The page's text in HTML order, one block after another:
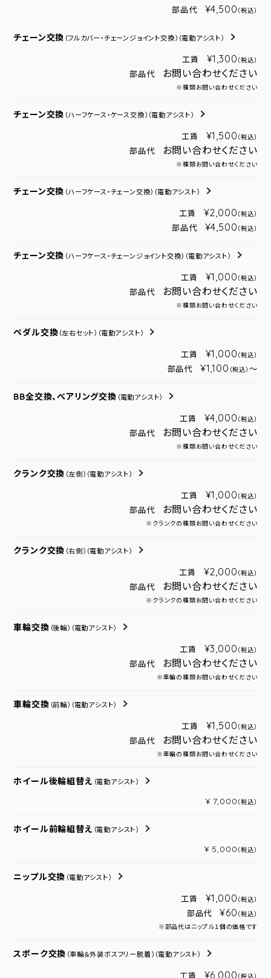
部品代 ¥4,500 （税込）
チェーン交換 （フルカバー・チェーンジョイント交換） （電動アシスト）
工賃 ¥1,300 （税込）
部品代 お問い合わせください
※種類お問い合わせください
チェーン交換 （ハーフケース・ケース交換） （電動アシスト）
工賃 ¥1,500 （税込）
部品代 お問い合わせください
※種類お問い合わせください
チェーン交換 （ハーフケース・チェーン交換） （電動アシスト）
工賃 ¥2,000 （税込）
部品代 ¥4,500 （税込）
チェーン交換 （ハーフケース・チェーンジョイント交換） （電動アシスト）
工賃 ¥1,000 （税込）
部品代 お問い合わせください
※種類お問い合わせください
ペダル交換 （左右セット） （電動アシスト）
工賃 ¥1,000 （税込）
部品代 ¥1,100 （税込） ～
BB全交換、ベアリング交換 （電動アシスト）
工賃 ¥4,000 （税込）
部品代 お問い合わせください
※種類お問い合わせください
クランク交換 （左側） （電動アシスト）
工賃 ¥1,000 （税込）
部品代 お問い合わせください
※クランクの種類お問い合わせください
クランク交換 （右側） （電動アシスト）
工賃 ¥2,000 （税込）
部品代 お問い合わせください
※クランクの種類お問い合わせください
車輪交換 （後輪） （電動アシスト）
工賃 ¥3,000 （税込）
部品代 お問い合わせください
※車輪の種類お問い合わせください
車輪交換 （前輪） （電動アシスト）
工賃 ¥1,500 （税込）
部品代 お問い合わせください
※車輪の種類お問い合わせください
ホイール後輪組替え （電動アシスト）
¥ 7,000 （税込）
ホイール前輪組替え （電動アシスト）
¥ 5,000 （税込）
ニップル交換 （電動アシスト）
工賃 ¥1,000 （税込）
部品代 ¥60 （税込）
※部品代はニップル１個の価格です
スポーク交換 （車輪＆外装ボスフリー脱着） （電動アシスト）
工賃 ¥6,000